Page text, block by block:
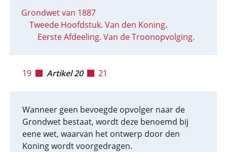
Grondwet van 1887
Tweede Hoofdstuk. Van den Koning.
Eerste Afdeeling. Van de Troonopvolging.
19 Artikel 20 21
Wanneer geen bevoegde opvolger naar de
Grondwet bestaat, wordt deze benoemd bij
eene wet, waarvan het ontwerp door den
Koning wordt voorgedragen.